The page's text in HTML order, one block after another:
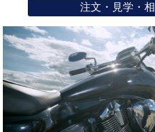
注文・見学・